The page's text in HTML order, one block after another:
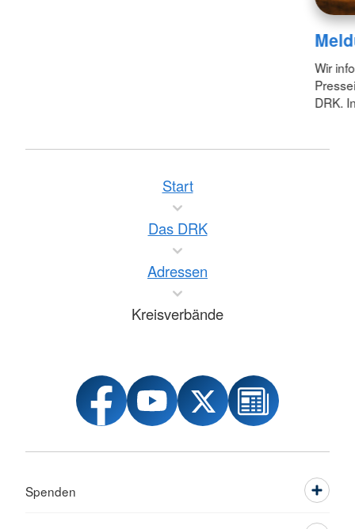
Wir
DRK.
Start
Das DRK
Adressen
Kreisverbände
Spenden